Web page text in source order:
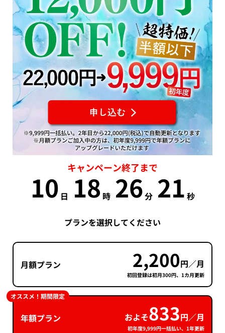
キャンペーン終了まで
10 日 18 時 26分 21 秒
プランを選択してください
月額プラン 2,200円／月
初回登録は初月300円、1カ月更新
年額プラン およそ833円／月
初年度9,999円一括払い、1年更新
オススメ！期間限定